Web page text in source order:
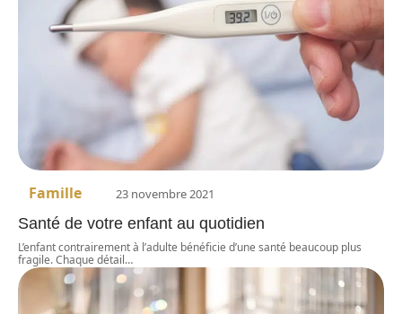
Famille 23 novembre 2021
Santé de votre enfant au quotidien
L’enfant contrairement à l’adulte bénéficie d’une santé beaucoup plus
fragile. Chaque détail…